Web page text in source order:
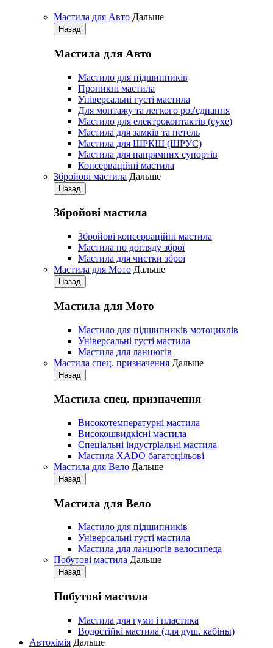
Мастила для Авто Дальше
Назад
Мастила для Авто
Мастило для підшипників
Проникні мастила
Універсальні густі мастила
Для монтажу та легкого роз'єднання
Мастило для електроконтактів (сухе)
Мастила для замків та петель
Мастила для ШРКШ (ШРУС)
Мастила для напрямних супортів
Консерваційні мастила
Збройові мастила Дальше
Назад
Збройові мастила
Збройові консерваційні мастила
Мастила по догляду зброї
Мастила для чистки зброї
Мастила для Мото Дальше
Назад
Мастила для Мото
Мастило для підшипників мотоциклів
Універсальні густі мастила
Мастила для ланцюгів
Мастила cпец. призначення Дальше
Назад
Мастила cпец. призначення
Високотемпературні мастила
Високошвидкісні мастила
Спеціальні індустріальні мастила
Мастила ХАDО багатоцільові
Мастила для Вело Дальше
Назад
Мастила для Вело
Мастило для підшипників
Універсальні густі мастила
Мастила для ланцюгів велосипеда
Побутові мастила Дальше
Назад
Побутові мастила
Мастила для гуми і пластика
Водостійкі мастила (для душ. кабіны)
Автохімія Дальше